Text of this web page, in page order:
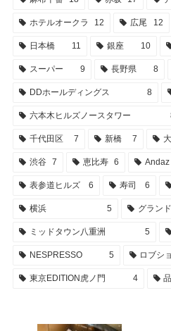
ホテルオークラ 12 広尾 12
日本橋 11 銀座 10
スーパー 9 長野県 8
DDホールディングス 8
六本木ヒルズノースタワー
千代田区 7 新橋 7
渋谷 7 恵比寿 6 Andaz
表参道ヒルズ 6 寿司 6
横浜 5 グラン
ミッドタウン八重洲 5
NESPRESSO 5 ロブシ
東京EDITION虎ノ門 4